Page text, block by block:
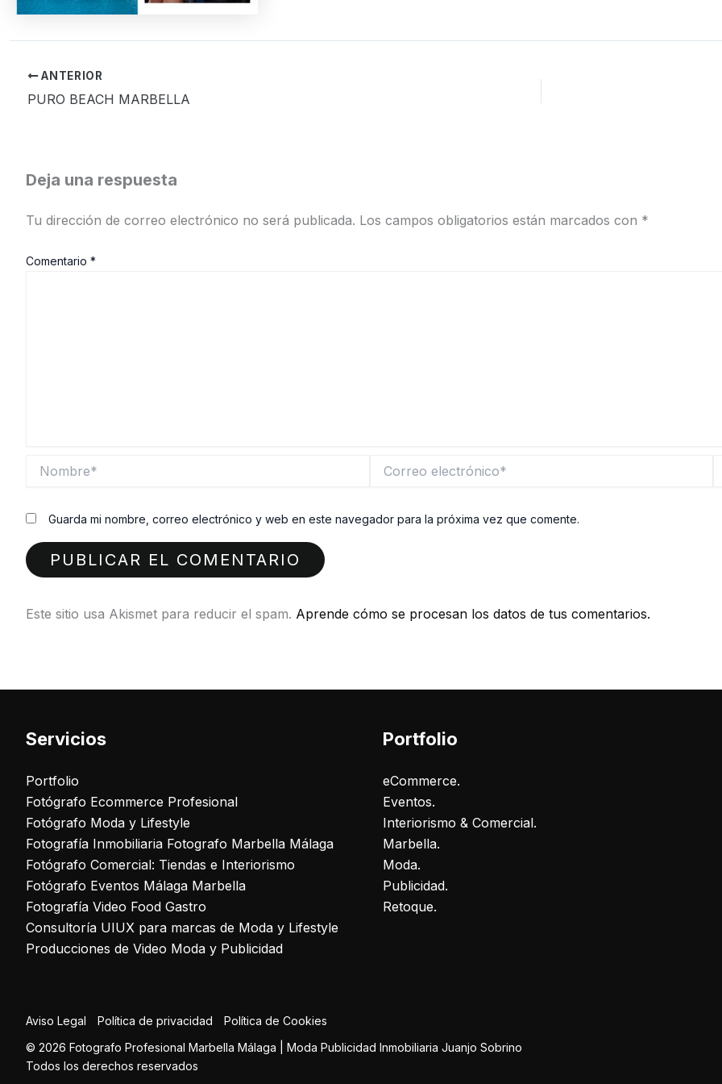
ANTERIOR
PURO BEACH MARBELLA
Deja una respuesta
Tu dirección de correo electrónico no será publicada. Los campos obligatorios están marcados con *
Comentario *
electrónico*
Guarda mi nombre, correo electrónico y web en este navegador para la próxima vez que comente.
Este sitio usa Akismet para reducir el spam. Aprende cómo se procesan los datos de tus comentarios.
Servicios
Portfolio
Fotógrafo Ecommerce Profesional
Fotógrafo Moda y Lifestyle
Fotografía Inmobiliaria Fotografo Marbella Málaga
Fotógrafo Comercial: Tiendas e Interiorismo
Fotógrafo Eventos Málaga Marbella
Fotografía Video Food Gastro
Consultoría UIUX para marcas de Moda y Lifestyle
Producciones de Video Moda y Publicidad
Portfolio
eCommerce.
Eventos.
Interiorismo & Comercial.
Marbella.
Moda.
Publicidad.
Retoque.
Aviso Legal Política de privacidad
Política de Cookies
© 2026 Fotografo Profesional Marbella Málaga | Moda Publicidad Inmobiliaria Juanjo Sobrino
Todos los derechos reservados